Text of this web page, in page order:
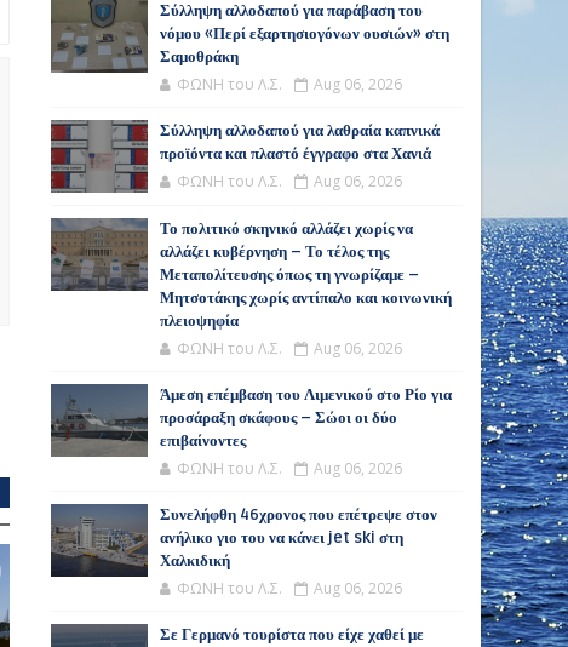
Σύλληψη αλλοδαπού για παράβαση του
νόμου «Περί εξαρτησιογόνων ουσιών» στη
Σαμοθράκη
ΦΩΝΗ του Λ.Σ. Aug 06, 2026
Σύλληψη αλλοδαπού για λαθραία καπνικά
προϊόντα και πλαστό έγγραφο στα Χανιά
ΦΩΝΗ του Λ.Σ. Aug 06, 2026
Το πολιτικό σκηνικό αλλάζει χωρίς να
αλλάζει κυβέρνηση – Το τέλος της
Μεταπολίτευσης όπως τη γνωρίζαμε –
Μητσοτάκης χωρίς αντίπαλο και κοινωνική
πλειοψηφία
ΦΩΝΗ του Λ.Σ. Aug 06, 2026
Άμεση επέμβαση του Λιμενικού στο Ρίο για
προσάραξη σκάφους – Σώοι οι δύο
επιβαίνοντες
ΦΩΝΗ του Λ.Σ. Aug 06, 2026
Συνελήφθη 46χρονος που επέτρεψε στον
ανήλικο γιο του να κάνει jet ski στη
Χαλκιδική
ΦΩΝΗ του Λ.Σ. Aug 06, 2026
Σε Γερμανό τουρίστα που είχε χαθεί με